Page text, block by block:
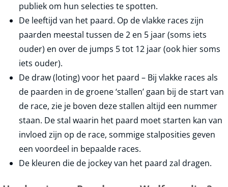
publiek om hun selecties te spotten.
De leeftijd van het paard. Op de vlakke races zijn
paarden meestal tussen de 2 en 5 jaar (soms iets
ouder) en over de jumps 5 tot 12 jaar (ook hier soms
iets ouder).
De draw (loting) voor het paard – Bij vlakke races als
de paarden in de groene ‘stallen’ gaan bij de start van
de race, zie je boven deze stallen altijd een nummer
staan. De stal waarin het paard moet starten kan van
invloed zijn op de race, sommige stalposities geven
een voordeel in bepaalde races.
De kleuren die de jockey van het paard zal dragen.